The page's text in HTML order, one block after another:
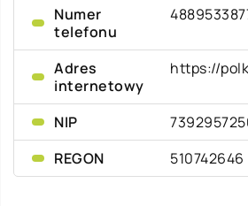
Numer
telefonu
Adres
internetowy
https://
NIP
REGON
510742646